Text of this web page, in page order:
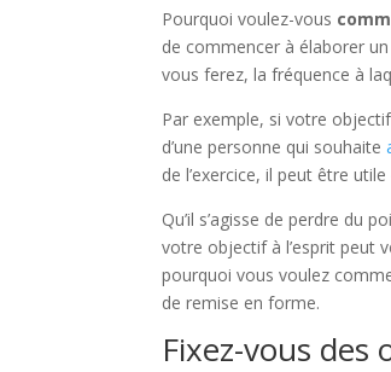
Pourquoi voulez-vous
de commencer à élaborer
vous ferez, la fréquence à
Par exemple, si votre
d’une personne qui souhaite
de l’exercice, il peut être
Qu’il s’agisse de perdre du
votre objectif à l’esprit peut
pourquoi vous voulez
de remise en forme.
Fixez-vous des